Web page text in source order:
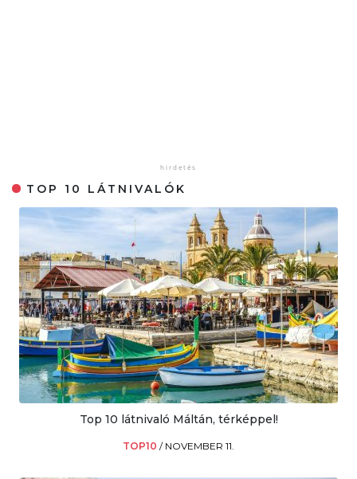
TOP 10 LÁTNIVALÓK
Top 10 látnivaló Máltán, térképpel!
TOP10 / NOVEMBER 11.